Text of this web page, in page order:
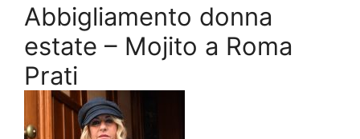
Abbigliamento donna
estate – Mojito a Roma
Prati